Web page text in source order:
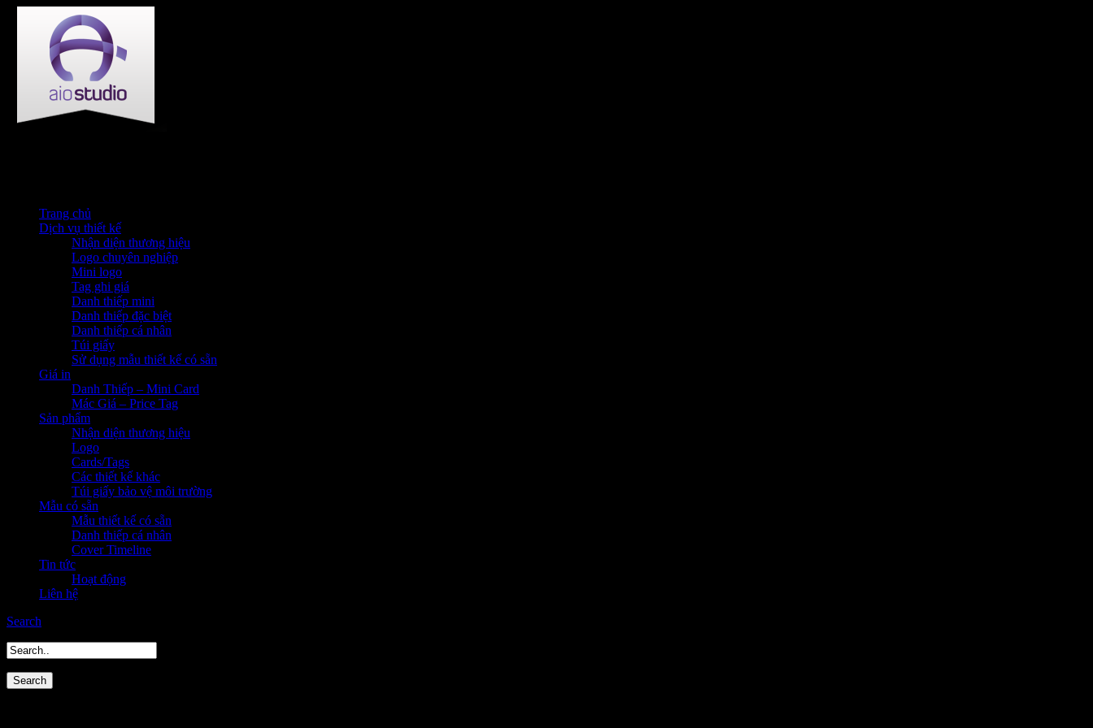
Trang chủ
Dịch vụ thiết kế
Nhận diện thương hiệu
Logo chuyên nghiệp
Mini logo
Tag ghi giá
Danh thiếp mini
Danh thiếp đặc biệt
Danh thiếp cá nhân
Túi giấy
Sử dụng mẫu thiết kế có sẵn
Giá in
Danh Thiếp – Mini Card
Mác Giá – Price Tag
Sản phẩm
Nhận diện thương hiệu
Logo
Cards/Tags
Các thiết kế khác
Túi giấy bảo vệ môi trường
Mẫu có sẵn
Mẫu thiết kế có sẵn
Danh thiếp cá nhân
Cover Timeline
Tin tức
Hoạt động
Liên hệ
Search